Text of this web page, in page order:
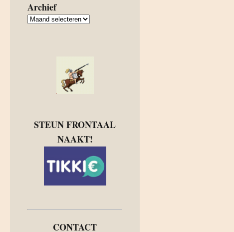
Archief
Archief
STEUN FRONTAAL
NAAKT!
CONTACT